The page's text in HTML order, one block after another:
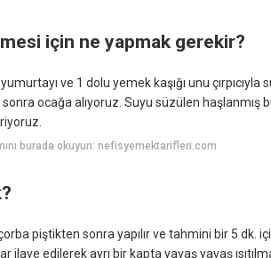
için ne yapmak gerekir?
ve 1 dolu yemek kaşığı unu çırpıcıyla
ocağa alıyoruz. Suyu süzülen haşlanmış
burada okuyun: nefisyemektarifleri.com
piştikten sonra yapılır ve tahmini bir 5 dk.
ilave edilerek ayrı bir kapta yavaş yavaş